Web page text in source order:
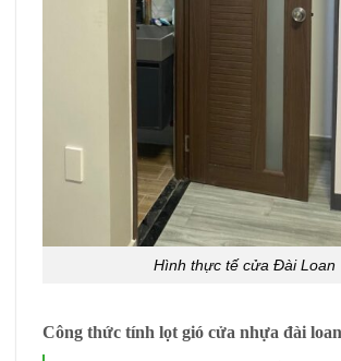
Hình thực tế cửa Đài Loan
Công thức tính lọt gió cửa nhựa đài loan